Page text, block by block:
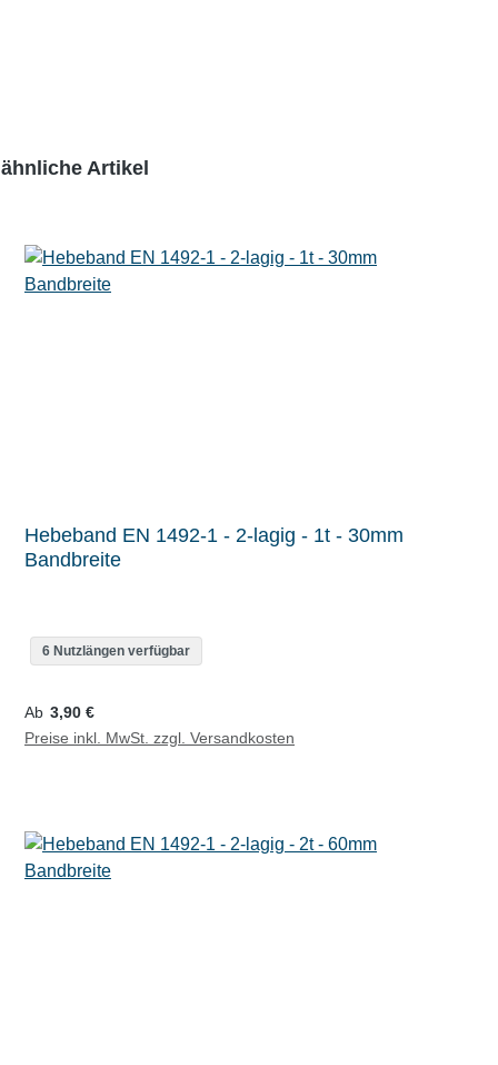
ähnliche Artikel
Hebeband EN 1492-1 - 2-lagig - 1t - 30mm
Bandbreite
6 Nutzlängen verfügbar
Regulärer Preis:
Ab 3,90 €
Preise inkl. MwSt. zzgl. Versandkosten